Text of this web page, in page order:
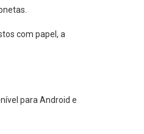
com papel, a
para Android e